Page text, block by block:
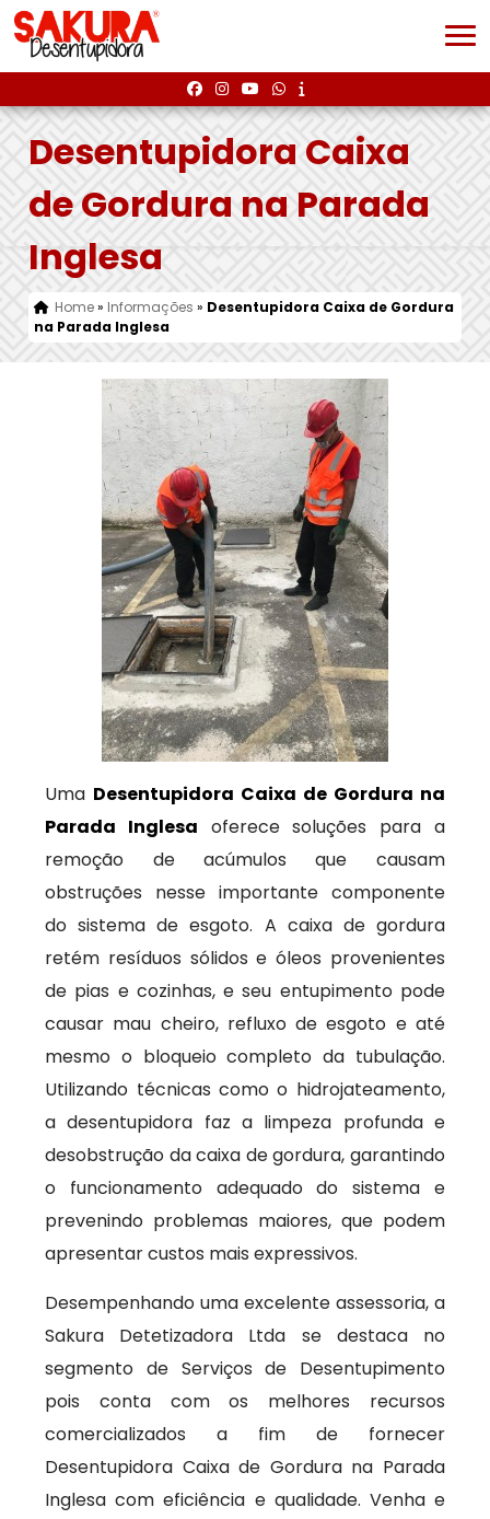
Desentupidora Caixa
de Gordura na Parada
Inglesa
Home» Informações » Desentupidora Caixa de Gordura
na Parada Inglesa
Uma Desentupidora Caixa de Gordura na
Parada Inglesa oferece soluções para a
remoção de acúmulos que causam
obstruções nesse importante componente
do sistema de esgoto. A caixa de gordura
retém resíduos sólidos e óleos provenientes
de pias e cozinhas, e seu entupimento pode
causar mau cheiro, refluxo de esgoto e até
mesmo o bloqueio completo da tubulação.
Utilizando técnicas como o hidrojateamento,
a desentupidora faz a limpeza profunda e
desobstrução da caixa de gordura, garantindo
o funcionamento adequado do sistema e
prevenindo problemas maiores, que podem
apresentar custos mais expressivos.
Desempenhando uma excelente assessoria, a
Sakura Detetizadora Ltda se destaca no
segmento de Serviços de Desentupimento
pois conta com os melhores recursos
comercializados a fim de fornecer
Desentupidora Caixa de Gordura na Parada
Inglesa com eficiência e qualidade. Venha e